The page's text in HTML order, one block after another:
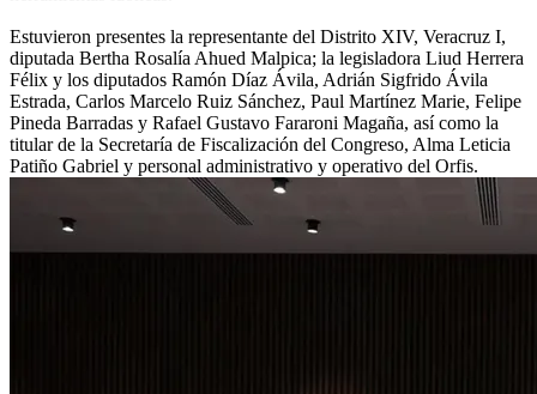
Estuvieron presentes la representante del Distrito XIV, Veracruz I,
diputada Bertha Rosalía Ahued Malpica; la legisladora Liud Herrera
Félix y los diputados Ramón Díaz Ávila, Adrián Sigfrido Ávila
Estrada, Carlos Marcelo Ruiz Sánchez, Paul Martínez Marie, Felipe
Pineda Barradas y Rafael Gustavo Fararoni Magaña, así como la
titular de la Secretaría de Fiscalización del Congreso, Alma Leticia
Patiño Gabriel y personal administrativo y operativo del Orfis.